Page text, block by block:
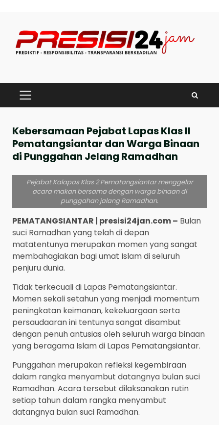
content
PRIMARY
MENU
Kebersamaan Pejabat Lapas Klas II
Pematangsiantar dan Warga Binaan
di Punggahan Jelang Ramadhan
Pejabat Kalapas Klas 2 Pematangsiantar menggelar
acara makan bersama dengan warga binaan di
punggahan jalang Ramadhan.
PEMATANGSIANTAR | presisi24jan.com – Bulan
suci Ramadhan yang telah di depan
matatentunya merupakan momen yang sangat
membahagiakan bagi umat Islam di seluruh
penjuru dunia.
Tidak terkecuali di Lapas Pematangsiantar.
Momen sekali setahun yang menjadi momentum
peningkatan keimanan, kekeluargaan serta
persaudaaran ini tentunya sangat disambut
dengan penuh antusias oleh seluruh warga binaan
yang beragama Islam di Lapas Pematangsiantar.
Punggahan merupakan refleksi kegembiraan
dalam rangka menyambut datangnya bulan suci
Ramadhan. Acara tersebut dilaksanakan rutin
setiap tahun dalam rangka menyambut
datangnya bulan suci Ramadhan.